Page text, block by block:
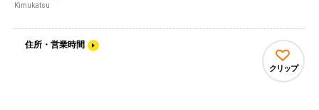
Kimukatsu
住所・営業時間
クリップ